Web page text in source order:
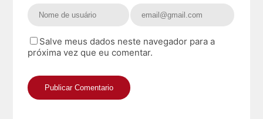
Salve meus dados neste navegador para a
próxima vez que eu comentar.